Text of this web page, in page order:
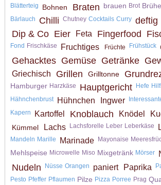
Blätterteig Bohnen Braten brauen Brot Brühe
Bärlauch Chilli Chutney Cocktails Curry deftig
Dip & Co Eier Feta Fingerfood
Fond Frischkäse Fruchtiges Früchte Frühstück
Gehacktes Gemüse Getränke
Griechisch Grillen Grilltonne
Hamburger Harzkäse Hauptgericht Hefe
Hähnchenbrust
Hühnchen Ingwer
Kapern Kartoffel Knoblauch Knödel
Kümmel Lachs Lachsforelle Leber Leberkäse
Mandeln Marille Marinade Mayonaise
Mehlspeise Microwelle Miso Mixgetränk Mörser
Nudeln Nüsse Orangen paniert Paprika
Pesto Pfeffer Pflaumen Pilze Pizza Porree Prag